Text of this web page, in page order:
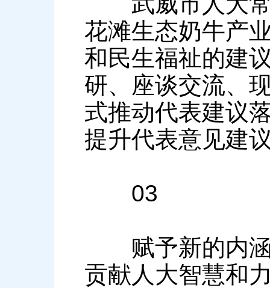
花滩生态奶牛产
和民生福祉的建
研、座谈交流、
式推动代表建议
提升代表意见建
03
赋予新的内涵
贡献人大智慧和